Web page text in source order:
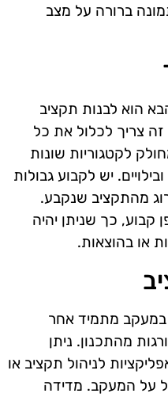
ברורה על מצב
הוא לבנות תקציב
צריך לכלול את כל
לקטגוריות שונות
יש לקבוע גבולות
מהתקציב שנקבע.
קבוע, כך שניתן יהיה
או בהוצאות.
במעקב מתמיד אחר
מהתכנון. ניתן
לניהול תקציב או
על המעקב. מדידה